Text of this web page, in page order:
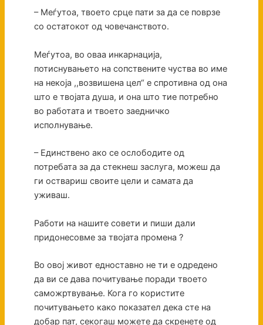
– Меѓутоа, твоето срце пати за да се поврзе
со остатокот од човечанството.
Меѓутоа, во оваа инкарнација,
потиснувањето на сопствените чуства во име
на некоја ,,возвишена цел“ е спротивна од она
што е твојата душа, и она што тие потребно
во работата и твоето заедничко
исполнување.
– Единствено ако се ослободите од
потребата за да стекнеш заслуга, можеш да
ги оствариш своите цели и самата да
уживаш.
Работи на нашите совети и пиши дали
придонесовме за твојата промена ?
Во овој живот едноставно не ти е одредено
да ви се дава почитување поради твоето
саможртвување. Кога го користите
почитувањето како показател дека сте на
добар пат, секогаш можете да скренете од